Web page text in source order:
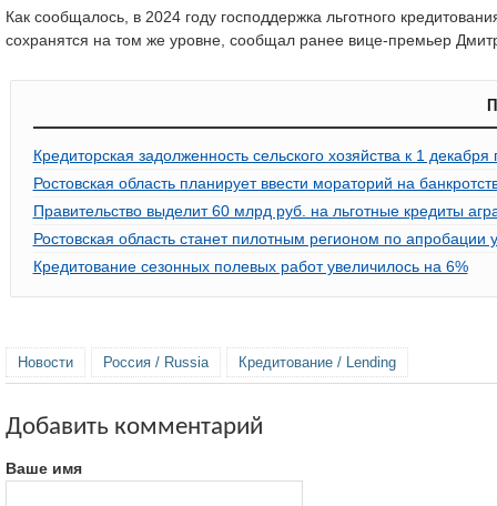
Как сообщалось, в 2024 году господдержка льготного
сохранятся на том же уровне, сообщал ранее вице-премьер
Кредиторская задолженность сельского хозяйства к 1
Ростовская область планирует ввести мораторий на
Правительство выделит 60 млрд руб. на льготные кредиты
Ростовская область станет пилотным регионом по апробации
Кредитование сезонных полевых работ увеличилось на 6%
Новости Россия / Russia Кредитование / Lending
Добавить комментарий
Ваше имя